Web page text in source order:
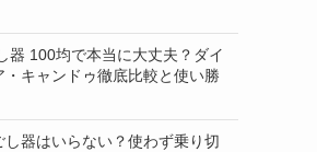
器 100均で本当に大丈夫？ダイ
・キャンドゥ徹底比較と使い勝
し器はいらない？使わず乗り切